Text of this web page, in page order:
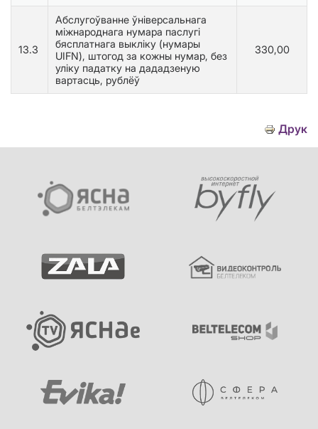
13.3
Абслугоўванне ўніверсальнага
міжнароднага нумара паслугі
бясплатнага выкліку (нумары
UIFN), штогод за кожны нумар, без
уліку падатку на дададзеную
вартасць, рублёў
330,00
Друк